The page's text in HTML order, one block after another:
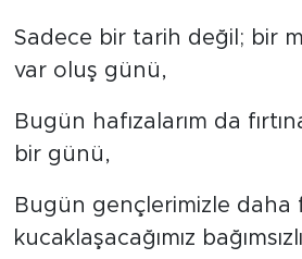
Sadece bir tarih değil; bir
var oluş günü,
Bugün hafızalarım da
bir günü,
Bugün gençlerimizle daha
kucaklaşacağımız